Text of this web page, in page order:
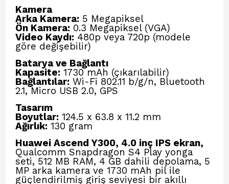
Kamera
Arka Kamera: 5 Megapiksel
Ön Kamera: 0.3 Megapiksel (VGA)
Video Kaydı: 480p veya 720p (modele
göre değişebilir)
Batarya ve Bağlantı
Kapasite: 1730 mAh (çıkarılabilir)
Bağlantılar: Wi-Fi 802.11 b/g/n, Bluetooth
2.1, Micro USB 2.0, GPS
Tasarım
Boyutlar: 124.5 x 63.8 x 11.2 mm
Ağırlık: 130 gram
Huawei Ascend Y300, 4.0 inç IPS ekran,
Qualcomm Snapdragon S4 Play yonga
seti, 512 MB RAM, 4 GB dahili depolama, 5
MP arka kamera ve 1730 mAh pil ile
güçlendirilmiş giriş seviyesi bir akıllı